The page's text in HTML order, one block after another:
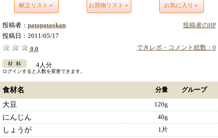
献立リスト＋ お買物リスト＋ お気に入り＋
投稿者のHP
投稿者： patapataokan
投稿日： 2011/05/17
できレポ・コメント総数：0
0.0
4人分
ログインすると人数を変更できます。
食材名 分量 グループ
大豆 120g
にんじん 40g
しょうが 1片